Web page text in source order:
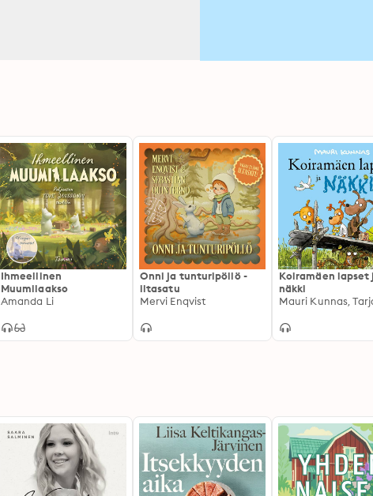
Ihmeellinen
Muumilaakso
Amanda Li
Onni ja tunturipöllö -
iltasatu
Mervi Enqvist
Koiramäen lapset
näkki